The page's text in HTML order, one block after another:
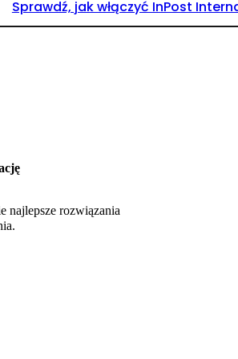
Sprawdź, jak włączyć InPost
najlepsze rozwiązania